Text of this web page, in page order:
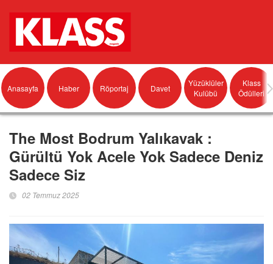
Anasayfa Haber Röportaj Davet
Yüzüklüler
Kulübü
Klass
Ödülleri
The Most Bodrum Yalıkavak :
Gürültü Yok Acele Yok Sadece Deniz
Sadece Siz
02 Temmuz 2025